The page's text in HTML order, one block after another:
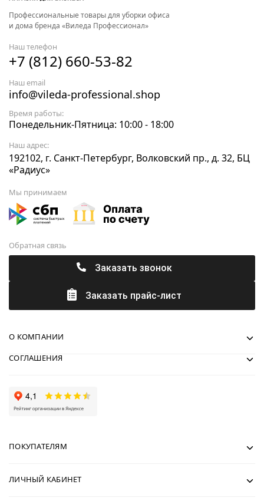
Профессиональные товары для уборки офиса
и дома бренда «Виледа Профессионал»
Наш телефон
+7 (812) 660-53-82
Наш email
info@vileda-professional.shop
Время работы:
Понедельник-Пятница: 10:00 - 18:00
Наш адрес:
192102, г. Санкт-Петербург, Волковский пр., д. 32, БЦ
«Радиус»
Мы принимаем
Обратная связь
Заказать звонок
Заказать прайс-лист
О КОМПАНИИ
СОГЛАШЕНИЯ
ПОКУПАТЕЛЯМ
ЛИЧНЫЙ КАБИНЕТ